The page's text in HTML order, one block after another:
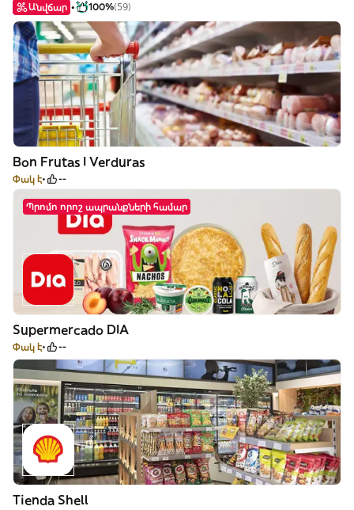
Անվճար 100%(59)
Bon Frutas I Verduras
Փակ է --
Պրոմո որոշ ապրանքների համար
Supermercado DIA
Փակ է --
Tienda Shell